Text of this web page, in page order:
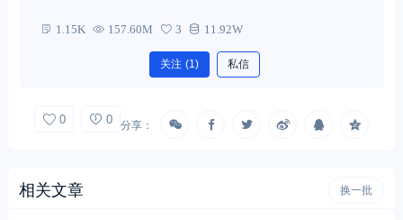
1.15K 157.60M 3 11.92W
关注 (1) 私信
0 0 分享：
相关文章 换一批